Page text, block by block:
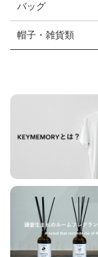
バッグ
帽子・雑貨類